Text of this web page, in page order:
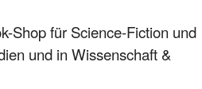
Shop für Science-Fiction und
und in Wissenschaft &